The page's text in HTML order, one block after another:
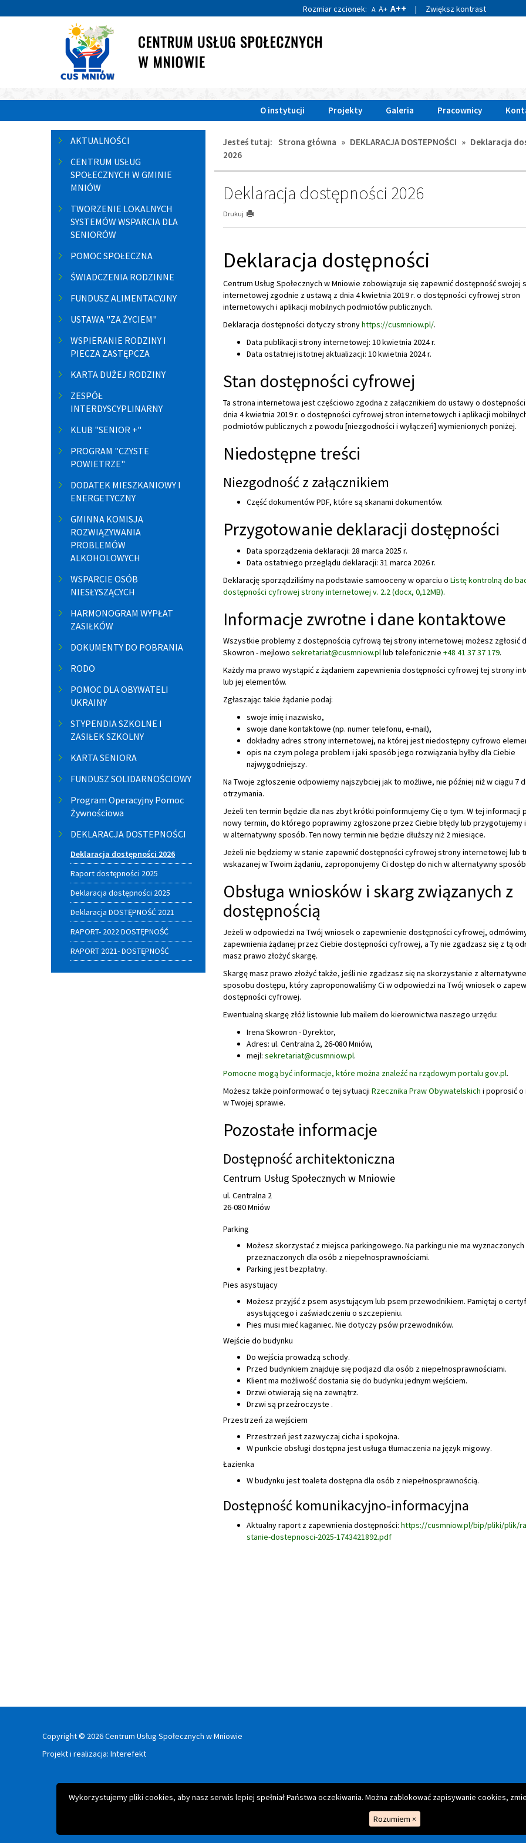
Wykorzystujemy pliki cookies, aby nasz serwis lepiej spełniał Państwa oczekiwania. Można zablokować zapisywanie cookies,
Rozumiem ×
Rozmiar czcionek: A A+ A++ | Zwiększ kontrast
«
2
3
O instytucji Projekty Galeria Pracownicy
MenuAKTUALNOŚCI
CENTRUM USŁUG
SPOŁECZNYCH W GMINIE
MNIÓW
TWORZENIE LOKALNYCH
SYSTEMÓW WSPARCIA DLA
SENIORÓW
POMOC SPOŁECZNA
ŚWIADCZENIA RODZINNE
FUNDUSZ ALIMENTACYJNY
USTAWA "ZA ŻYCIEM"
WSPIERANIE RODZINY I
PIECZA ZASTĘPCZA
KARTA DUŻEJ RODZINY
ZESPÓŁ
INTERDYSCYPLINARNY
KLUB "SENIOR +"
PROGRAM "CZYSTE
POWIETRZE"
DODATEK MIESZKANIOWY I
ENERGETYCZNY
GMINNA KOMISJA
ROZWIĄZYWANIA
PROBLEMÓW
ALKOHOLOWYCH
WSPARCIE OSÓB
NIESŁYSZĄCYCH
HARMONOGRAM WYPŁAT
ZASIŁKÓW
DOKUMENTY DO POBRANIA
RODO
POMOC DLA OBYWATELI
UKRAINY
STYPENDIA SZKOLNE I
ZASIŁEK SZKOLNY
KARTA SENIORA
FUNDUSZ SOLIDARNOŚCIOWY
Program Operacyjny Pomoc
Żywnościowa
DEKLARACJA DOSTEPNOŚCI
Deklaracja dostępności 2026
Raport dostępności 2025
Deklaracja dostępności 2025
Deklaracja DOSTĘPNOŚĆ 2021
RAPORT- 2022 DOSTĘPNOŚĆ
RAPORT 2021- DOSTĘPNOŚĆ
Jesteś tutaj: Strona główna » DEKLARACJA DOSTEPNOŚCI » Deklaracja
2026
Deklaracja dostępności 2026
Drukuj
Deklaracja dostępności
Centrum Usług Społecznych w Mniowie zobowiązuje się zapewnić dostępność swojej
internetowej zgodnie z ustawą z dnia 4 kwietnia 2019 r. o dostępności cyfrowej stron
internetowych i aplikacji mobilnych podmiotów publicznych.
Deklaracja dostępności dotyczy stronyhttps://cusmniow.pl/.
Data publikacji strony internetowej: 10 kwietnia 2024 r.
Data ostatniej istotnej aktualizacji: 10 kwietnia 2024 r.
Stan dostępności cyfrowej
Ta strona internetowa jest częściowo zgodna z załącznikiem do ustawy o
dnia 4 kwietnia 2019 r. o dostępności cyfrowej stron internetowych i aplikacji
podmiotów publicznych z powodu [niezgodności i wyłączeń] wymienionych poniżej.
Niedostępne treści
Niezgodność z załącznikiem
Część dokumentów PDF, które są skanami dokumentów.
Przygotowanie deklaracji dostępności
Data sporządzenia deklaracji: 28 marca 2025 r.
Data ostatniego przeglądu deklaracji: 31 marca 2026 r.
Deklarację sporządziliśmy na podstawie samooceny w oparciu o Listę kontrolną do
dostępności cyfrowej strony internetowej v. 2.2 (docx, 0,12MB).
Informacje zwrotne i dane kontaktowe
Wszystkie problemy z dostępnością cyfrową tej strony internetowej możesz zgłosić
Skowron - mejlowo sekretariat@cusmniow.pllub telefonicznie +48 41 37 37 179.
Każdy ma prawo wystąpić z żądaniem zapewnienia dostępności cyfrowej tej strony
lub jej elementów.
Zgłaszając takie żądanie podaj:
swoje imię i nazwisko,
swoje dane kontaktowe (np. numer telefonu, e-mail),
dokładny adres strony internetowej, na której jest niedostępny cyfrowo
opis na czym polega problem i jaki sposób jego rozwiązania byłby dla Ciebie
najwygodniejszy.
Na Twoje zgłoszenie odpowiemy najszybciej jak to możliwe, nie później niż w ciągu 7
otrzymania.
Jeżeli ten termin będzie dla nas zbyt krótki poinformujemy Cię o tym. W tej informacji
nowy termin, do którego poprawimy zgłoszone przez Ciebie błędy lub przygotujemy
w alternatywny sposób. Ten nowy termin nie będzie dłuższy niż 2 miesiące.
Jeżeli nie będziemy w stanie zapewnić dostępności cyfrowej strony internetowej lub
wskazanej w Twoim żądaniu, zaproponujemy Ci dostęp do nich w alternatywny
Obsługa wniosków i skarg związanych z
dostępnością
Jeżeli w odpowiedzi na Twój wniosek o zapewnienie dostępności cyfrowej,
zapewnienia żądanej przez Ciebie dostępności cyfrowej, a Ty nie zgadzasz się z tą
masz prawo złożyć skargę.
Skargę masz prawo złożyć także, jeśli nie zgadzasz się na skorzystanie z
sposobu dostępu, który zaproponowaliśmy Ci w odpowiedzi na Twój wniosek o
dostępności cyfrowej.
Ewentualną skargę złóż listownie lub mailem do kierownictwa naszego urzędu:
Irena Skowron - Dyrektor,
Adres: ul. Centralna 2, 26-080 Mniów,
mejl: sekretariat@cusmniow.pl.
Pomocne mogą być informacje, które można znaleźć na rządowym portalu gov.pl.
Możesz także poinformować o tej sytuacji Rzecznika Praw Obywatelskich i poprosić
w Twojej sprawie.
Pozostałe informacje
Dostępność architektoniczna
Centrum Usług Społecznych w Mniowie
ul. Centralna 2
26-080 Mniów
Parking
Możesz skorzystać z miejsca parkingowego. Na parkingu nie ma
przeznaczonych dla osób z niepełnosprawnościami.
Parking jest bezpłatny.
Pies asystujący
Możesz przyjść z psem asystującym lub psem przewodnikiem. Pamiętaj o
asystującego i zaświadczeniu o szczepieniu.
Pies musi mieć kaganiec. Nie dotyczy psów przewodników.
Wejście do budynku
Do wejścia prowadzą schody.
Przed budynkiem znajduje się podjazd dla osób z niepełnosprawnościami.
Klient ma możliwość dostania się do budynku jednym wejściem.
Drzwi otwierają się na zewnątrz.
Drzwi są przeźroczyste .
Przestrzeń za wejściem
Przestrzeń jest zazwyczaj cicha i spokojna.
W punkcie obsługi dostępna jest usługa tłumaczenia na język migowy.
Łazienka
W budynku jest toaleta dostępna dla osób z niepełnosprawnością.
Dostępność komunikacyjno-informacyjna
Aktualny raport z zapewnienia dostępności: https://cusmniow.pl/bip/pliki/plik/
stanie-dostepnosci-2025-1743421892.pdf
Copyright © 2026 Centrum Usług Społecznych w Mniowie
Projekt i realizacja: Interefekt